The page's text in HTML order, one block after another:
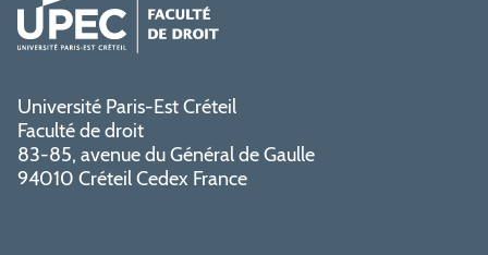
Université Paris-Est Créteil
Faculté de droit
83-85, avenue du Général de Gaulle
94010 Créteil Cedex France